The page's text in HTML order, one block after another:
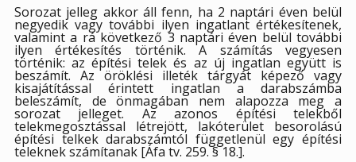
Sorozat jelleg akkor áll fenn, ha 2 naptári éven belül
negyedik vagy további ilyen ingatlant értékesítenek,
valamint a rá következő 3 naptári éven belül további
ilyen értékesítés történik. A számítás vegyesen
történik: az építési telek és az új ingatlan együtt is
beszámít. Az öröklési illeték tárgyát képező vagy
kisajátítással érintett ingatlan a darabszámba
beleszámít, de önmagában nem alapozza meg a
sorozat jelleget. Az azonos építési telekből
telekmegosztással létrejött, lakóterület besorolású
építési telkek darabszámtól függetlenül egy építési
teleknek számítanak [Áfa tv. 259. § 18.].